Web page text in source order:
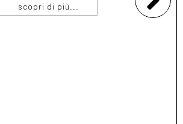
scopri di più...